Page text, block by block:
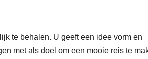
te behalen. U geeft een idee vorm en
met als doel om een mooie reis te